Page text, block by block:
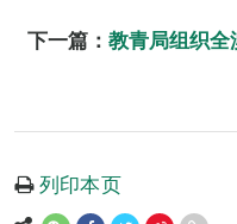
下一篇： 教青局组织全
列印本页